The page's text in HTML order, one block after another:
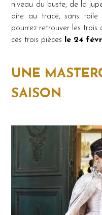
niveau du buste, de la
dire au tracé, sans toile
pourrez retrouver les trois
ces trois pièces le 24
UNE
SAISON